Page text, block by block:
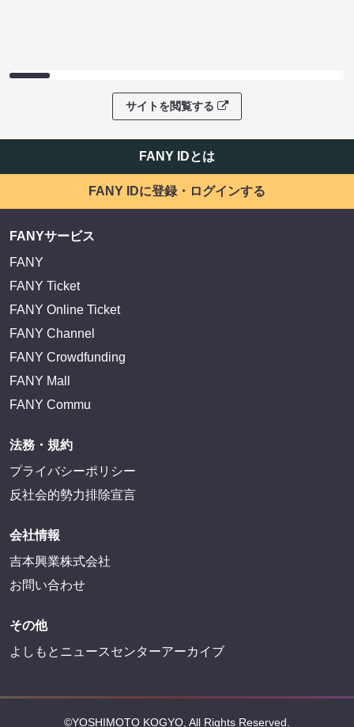
サイトを閲覧する
FANY IDとは
FANY IDに登録・ログインする
FANYサービス
FANY
FANY Ticket
FANY Online Ticket
FANY Channel
FANY Crowdfunding
FANY Mall
FANY Commu
法務・規約
プライバシーポリシー
反社会的勢力排除宣言
会社情報
吉本興業株式会社
お問い合わせ
その他
よしもとニュースセンターアーカイブ
©YOSHIMOTO KOGYO, All Rights Reserved.